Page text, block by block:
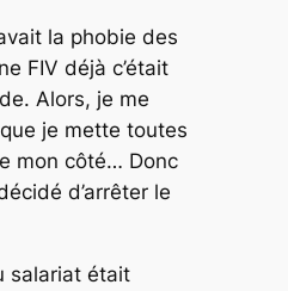
la phobie des
FIV déjà c’était
Alors, je me
je mette toutes
mon côté… Donc
d’arrêter le
salariat était